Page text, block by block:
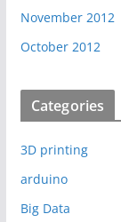
November 2012
October 2012
Categories
3D printing
arduino
Big Data